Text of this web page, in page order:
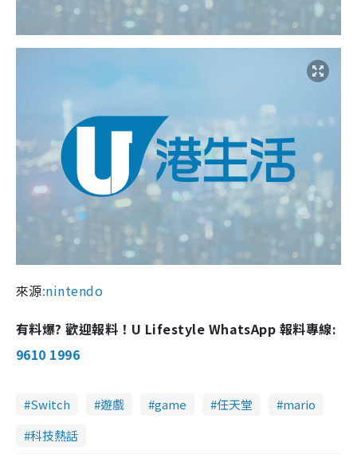
來源:nintendo
有料爆? 歡迎報料！U Lifestyle WhatsApp 報料專線:
9610 1996
Switch 遊戲 game 任天堂
mario
科技熱話